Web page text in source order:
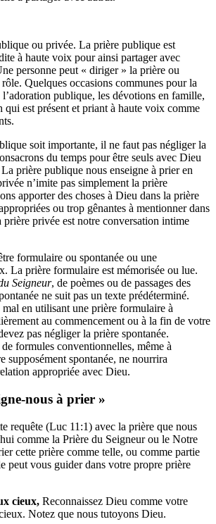
ou privée. La prière publique est
à haute voix pour ainsi partager avec
personne peut « diriger » la prière ou
Quelques occasions communes pour la
publique, les dévotions en famille,
qui est présent et priant à haute voix comme
soit importante, il ne faut pas négliger la
du temps pour être seuls avec Dieu
prière publique nous enseigne à prier en
n’imite pas simplement la prière
apporter des choses à Dieu dans la prière
ou trop gênantes à mentionner dans
privée est notre conversation intime
formulaire ou spontanée ou une
La prière formulaire est mémorisée ou lue.
Seigneur, de poèmes ou de passages des
ne suit pas un texte prédéterminé.
mal en utilisant une prière formulaire à
au commencement ou à la fin de votre
pas négliger la prière spontanée.
formules conventionnelles, même à
supposément spontanée, ne nourrira
appropriée avec Dieu.
nous à prier »
requête (Luc 11:1) avec la prière que nous
comme la Prière du Seigneur ou le Notre
cette prière comme telle, ou comme partie
peut vous guider dans votre propre prière
cieux, Reconnaissez Dieu comme votre
Notez que nous tutoyons Dieu.